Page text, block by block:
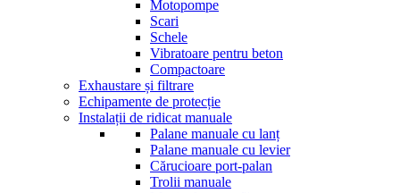
Motopompe
Scari
Schele
Vibratoare pentru beton
Compactoare
Exhaustare și filtrare
Echipamente de protecție
Instalații de ridicat manuale
Palane manuale cu lanț
Palane manuale cu levier
Cărucioare port-palan
Trolii manuale